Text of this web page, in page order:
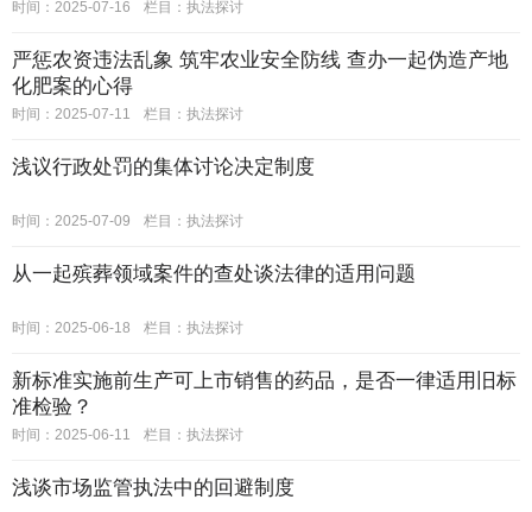
时间：2025-07-16 栏目： 执法探讨
严惩农资违法乱象 筑牢农业安全防线 查办一起伪造产地
化肥案的心得
时间：2025-07-11 栏目： 执法探讨
浅议行政处罚的集体讨论决定制度
时间：2025-07-09 栏目： 执法探讨
从一起殡葬领域案件的查处谈法律的适用问题
时间：2025-06-18 栏目： 执法探讨
新标准实施前生产可上市销售的药品，是否一律适用旧标
准检验？
时间：2025-06-11 栏目： 执法探讨
浅谈市场监管执法中的回避制度